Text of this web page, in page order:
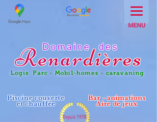
MENU
Domaine des
Renardières
Parc - Mobil-homes - caravaning
Piscine couverte
et chauffée
Bar - animations
Aire de jeux